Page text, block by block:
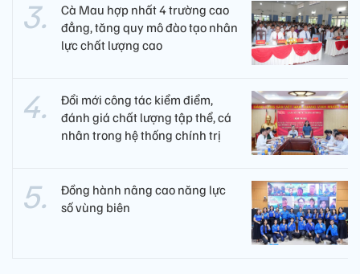
Cà Mau hợp nhất 4 trường cao
đẳng, tăng quy mô đào tạo nhân
lực chất lượng cao
Đổi mới công tác kiểm điểm,
đánh giá chất lượng tập thể, cá
nhân trong hệ thống chính trị
Đồng hành nâng cao năng lực
số vùng biên